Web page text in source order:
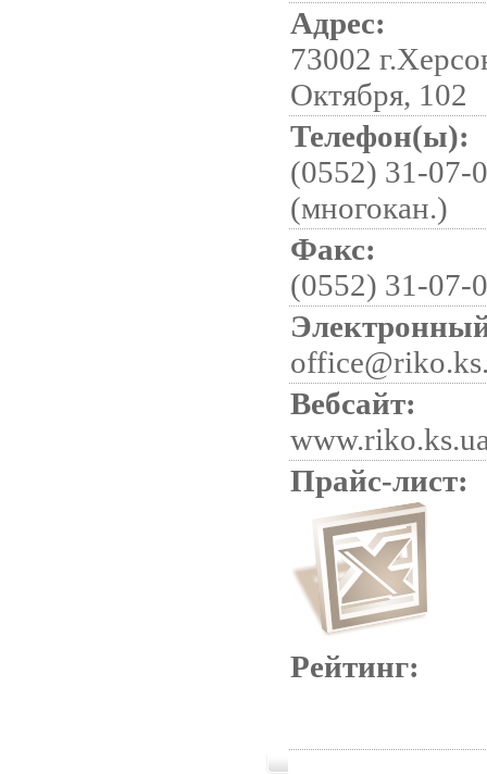
Адрес:
73002
Октября, 102
Телефон(ы):
(0552) 31-07-
(многокан.)
Факс:
(0552) 31-07-
Вебсайт:
Прайс-лист:
Рейтинг: